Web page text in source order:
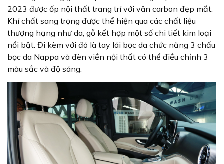
2023 được ốp nội thất trang trí với vân carbon đẹp mắt.
Khí chất sang trọng được thể hiện qua các chất liệu
thượng hạng như da, gỗ kết hợp một số chi tiết kim loại
nổi bật. Đi kèm với đó là tay lái bọc da chức năng 3 chấu
bọc da Nappa và đèn viền nội thất có thể điều chỉnh 3
màu sắc và độ sáng.